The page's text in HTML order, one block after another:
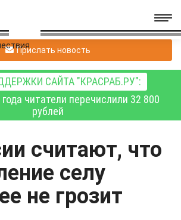
Прислать новость
САЙТА "КРАСРАБ.РУ":
читатели перечислили 32 800
рублей
считают, что
селу
не грозит